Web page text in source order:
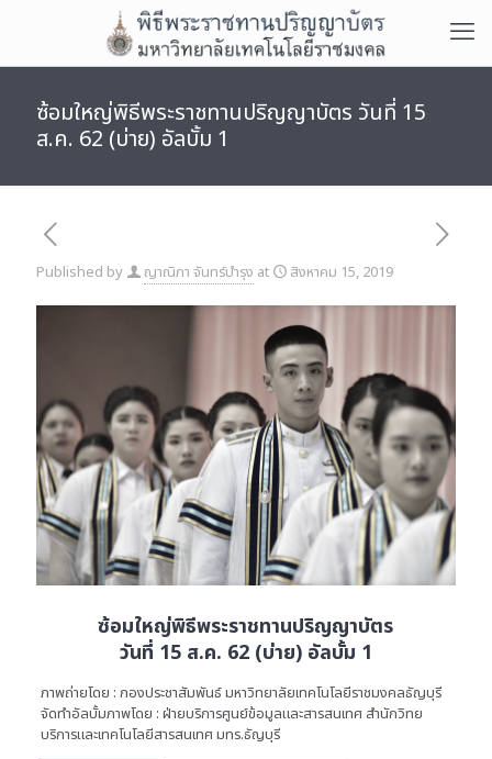
ซ้อมใหญ่พิธีพระราชทานปริญญาบัตร วันที่ 15
ส.ค. 62 (บ่าย) อัลบั้ม 1
Published by ญาณิภา จันทร์บำรุง at สิงหาคม 15, 2019
ซ้อมใหญ่พิธีพระราชทานปริญญาบัตร
วันที่ 15 ส.ค. 62 (บ่าย) อัลบั้ม 1
ภาพถ่ายโดย : กองประชาสัมพันธ์ มหาวิทยาลัยเทคโนโลยีราชมงคลธัญบุรี
จัดทำอัลบั้มภาพโดย : ฝ่ายบริการศูนย์ข้อมูลและสารสนเทศ สำนักวิทย
บริการและเทคโนโลยีสารสนเทศ มทร.ธัญบุรี